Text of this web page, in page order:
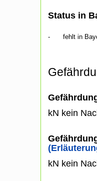
Status in
- fehlt in
kN kein
kN kein